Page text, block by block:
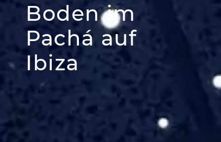
Boden im
Pachá auf
Ibiza